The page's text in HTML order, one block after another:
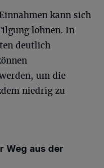
kann sich
lohnen. In
deutlich
um die
niedrig zu
Weg aus der